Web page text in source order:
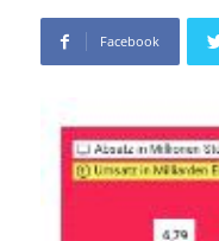
Facebook